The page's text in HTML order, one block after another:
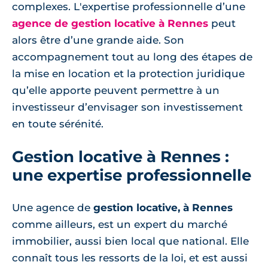
complexes. L'expertise professionnelle d’une
agence de gestion locative à Rennes peut
alors être d’une grande aide. Son
accompagnement tout au long des étapes de
la mise en location et la protection juridique
qu’elle apporte peuvent permettre à un
investisseur d’envisager son investissement
en toute sérénité.
Gestion locative à Rennes :
une expertise professionnelle
Une agence de gestion locative, à Rennes
comme ailleurs, est un expert du marché
immobilier, aussi bien local que national. Elle
connaît tous les ressorts de la loi, et est aussi